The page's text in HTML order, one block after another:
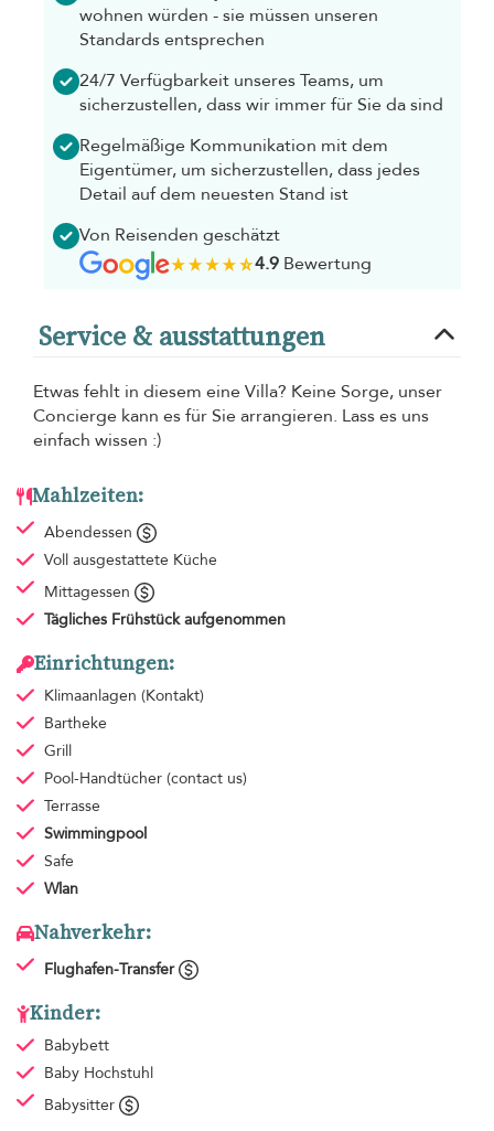
wohnen würden - sie müssen unseren
Standards entsprechen
24/7 Verfügbarkeit unseres Teams, um
sicherzustellen, dass wir immer für Sie da sind
Regelmäßige Kommunikation mit dem
Eigentümer, um sicherzustellen, dass jedes
Detail auf dem neuesten Stand ist
Von Reisenden geschätzt
4.9Bewertung
Service & ausstattungen
Etwas fehlt in diesem eine Villa? Keine Sorge, unser
Concierge kann es für Sie arrangieren. Lass es uns
einfach wissen :)
Mahlzeiten:
Abendessen
Voll ausgestattete Küche
Mittagessen
Tägliches Frühstück aufgenommen
Einrichtungen:
Klimaanlagen (Kontakt)
Bartheke
Grill
Pool-Handtücher (contact us)
Terrasse
Swimmingpool
Safe
Wlan
Nahverkehr:
Flughafen-Transfer
Kinder:
Babybett
Baby Hochstuhl
Babysitter